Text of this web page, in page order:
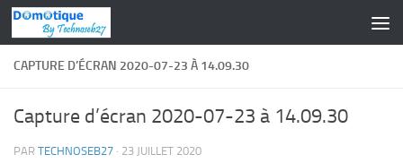
Skip to content
CAPTURE D’ÉCRAN 2020-07-23 À 14.09.30
Capture d’écran 2020-07-23 à 14.09.30
PAR TECHNOSEB27 · 23 JUILLET 2020